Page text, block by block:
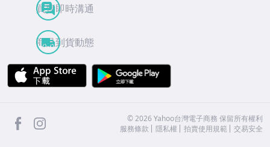
買賣即時溝通
商品到貨動態
APP Store
facebook ©2026 Yahoo台灣電子商務 保留所有權利
服務條款
隱私權 拍賣使用規範 交易安全